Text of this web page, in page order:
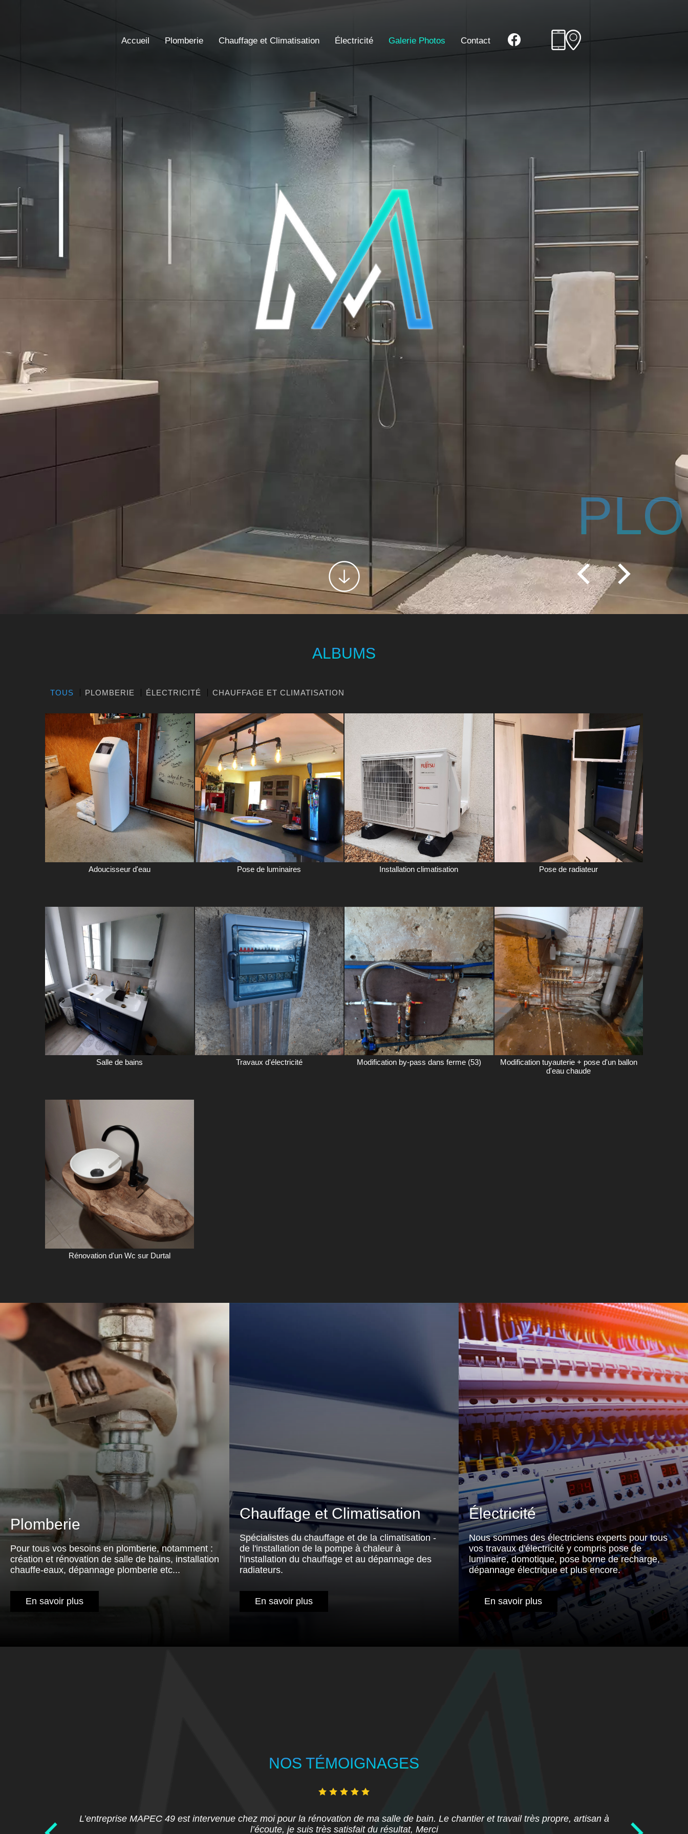
Accueil Plomberie Chauffage et Climatisation Électricité Galerie Photos Contact
PLOMBERIE -
ALBUMS
TOUS PLOMBERIE ÉLECTRICITÉ CHAUFFAGE ET CLIMATISATION
Adoucisseur d'eau Pose de luminaires Installation climatisation Pose de radiateur
Salle de bains Travaux d'électricité Modification by-pass dans ferme (53)
Modification tuyauterie + pose d'un ballon
d'eau chaude
Rénovation d'un Wc sur Durtal
Plomberie
Pour tous vos besoins en plomberie, notamment :
création et rénovation de salle de bains, installation
chauffe-eaux, dépannage plomberie etc...
En savoir plus
Chauffage et Climatisation
Spécialistes du chauffage et de la climatisation -
de l'installation de la pompe à chaleur à
l'installation du chauffage et au dépannage des
radiateurs.
En savoir plus
Électricité
Nous sommes des électriciens experts pour tous
vos travaux d'électricité y compris pose de
luminaire, domotique, pose borne de recharge,
dépannage électrique et plus encore.
En savoir plus
NOS TÉMOIGNAGES
L’entreprise MAPEC 49 est intervenue chez moi pour la rénovation de ma salle de bain. Le chantier et travail très propre, artisan à
l’écoute, je suis très satisfait du résultat, Merci